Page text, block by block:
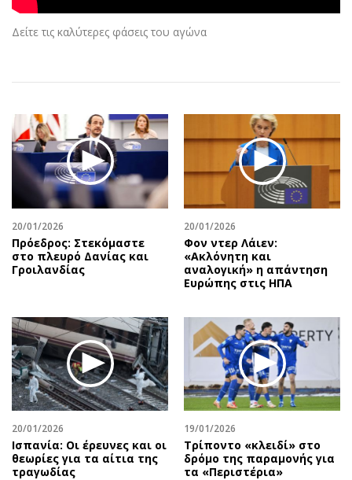
Αθλητισμός
Κύπρος
Διεθνή
Οικονομική
Οικονομία
Real Estate
Επιχειρήσεις
Αγορές
Money Review
AstroBank Properties
Ναυτιλία
Περιβάλλον
Ελλάδα
Κόσμος
Παράξενα
Πολιτισμός
Σινεμά
Geek
Νέα
Social
Αφιερώματα
Πολιτική
Οικονομία
Γενικά
Αναδρομές
Πρόσωπα
Περιβάλλον
Good Life
Showbiz
Ταξίδια
Συνταγές
Έξοδος
Media
Εκπομπές
Wine routes
Δείτε τις καλύτερες φάσεις του αγώνα
20/01/2026
Πρόεδρος: Στεκόμαστε
στο πλευρό Δανίας και
Γροιλανδίας
20/01/2026
Φον ντερ Λάιεν:
«Ακλόνητη και
αναλογική» η απάντηση
Ευρώπης στις ΗΠΑ
20/01/2026
Ισπανία: Οι έρευνες και οι
θεωρίες για τα αίτια της
τραγωδίας
19/01/2026
Τρίποντο «κλειδί» στο
δρόμο της παραμονής για
τα «Περιστέρια»